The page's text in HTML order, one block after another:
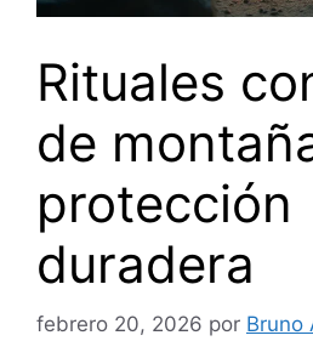
Rituales
de
protección
duradera
febrero 20, 2026 por Bruno